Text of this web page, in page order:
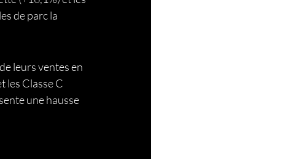
de parc la
leurs ventes en
les Classe C
une hausse